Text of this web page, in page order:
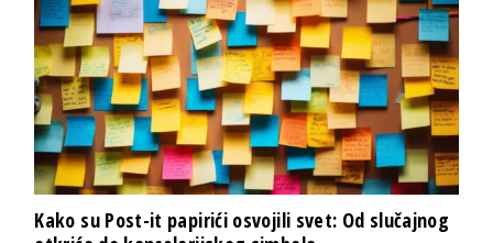
Kako su Post-it papirići osvojili svet: Od slučajnog